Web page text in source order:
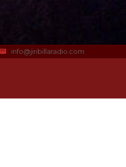
info@jiribillaradio.com